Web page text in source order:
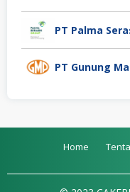
PT Palma
PT Gunung
Home